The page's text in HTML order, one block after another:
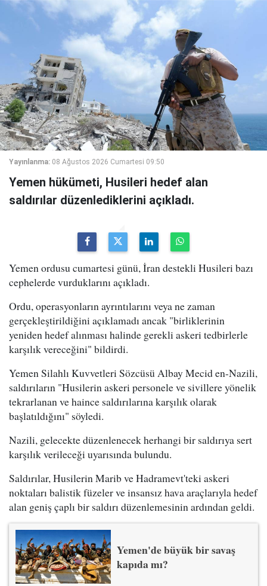
Yayınlanma: 08 Ağustos 2026 Cumartesi 09:50
Yemen hükümeti, Husileri hedef alan
saldırılar düzenlediklerini açıkladı.
Yemen ordusu cumartesi günü, İran destekli Husileri bazı
cephelerde vurduklarını açıkladı.
Ordu, operasyonların ayrıntılarını veya ne zaman
gerçekleştirildiğini açıklamadı ancak "birliklerinin
yeniden hedef alınması halinde gerekli askeri tedbirlerle
karşılık vereceğini" bildirdi.
Yemen Silahlı Kuvvetleri Sözcüsü Albay Mecid en-Nazili,
saldırıların "Husilerin askeri personele ve sivillere yönelik
tekrarlanan ve haince saldırılarına karşılık olarak
başlatıldığını" söyledi.
Nazili, gelecekte düzenlenecek herhangi bir saldırıya sert
karşılık verileceği uyarısında bulundu.
Saldırılar, Husilerin Marib ve Hadramevt'teki askeri
noktaları balistik füzeler ve insansız hava araçlarıyla hedef
alan geniş çaplı bir saldırı düzenlemesinin ardından geldi.
Yemen'de büyük bir savaş
kapıda mı?